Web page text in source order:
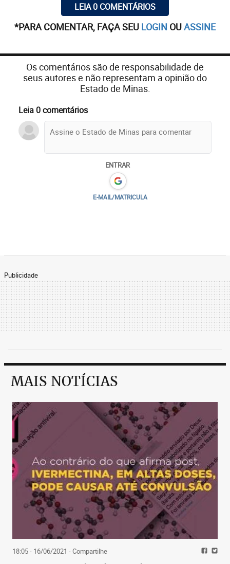
LEIA 0 COMENTÁRIOS
*PARA COMENTAR, FAÇA SEU LOGIN OUASSINE
Os comentários são de responsabilidade de
seus autores e não representam a opinião do
Estado de Minas.
Leia 0 comentários
ENTRAR
E-MAIL/MATRICULA
Publicidade
MAIS NOTÍCIAS
18:05 - 16/06/2021 - Compartilhe